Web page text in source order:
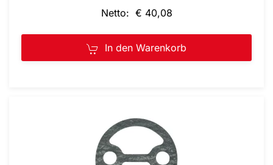
Netto: € 40,08
In den Warenkorb